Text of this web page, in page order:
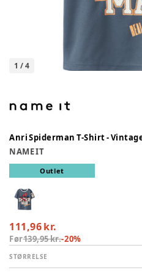
1 /4
Anri Spiderman T-Shirt -
NAME IT
Outlet
111,96 kr.
Før139,95 kr.-20%
STØRRELSE